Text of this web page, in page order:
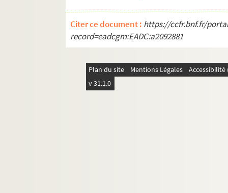
Citer ce document : https://ccfr.bnf.fr/
record=eadcgm:EADC:a2092881
Plan du site Mentions Légales
v 31.1.0